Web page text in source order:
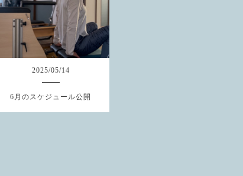
2025/05/14
6月のスケジュール公開